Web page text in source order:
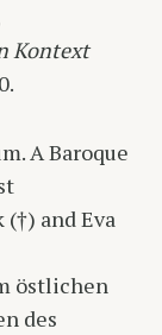
Kontext
A Baroque
and Eva
östlichen
des